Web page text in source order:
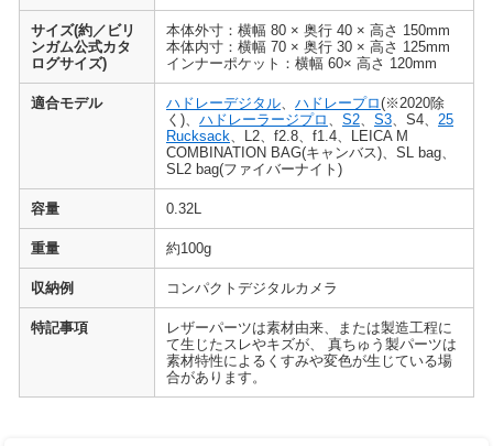
サイズ(約／ビリ
ンガム公式カタ
ログサイズ)
本体外寸：横幅 80 × 奥行 40 × 高さ 150mm
本体内寸：横幅 70 × 奥行 30 × 高さ 125mm
インナーポケット：横幅 60× 高さ 120mm
適合モデル ハドレーデジタル、 ハドレープロ(※2020除
く)、 ハドレーラージプロ 、 S2、 S3、S4、 25
Rucksack、L2、f2.8、f1.4、LEICA M
COMBINATION BAG(キャンバス)、SL bag、
SL2 bag(ファイバーナイト)
容量 0.32L
重量 約100g
収納例 コンパクトデジタルカメラ
特記事項
レザーパーツは素材由来、または製造工程に
て生じたスレやキズが、 真ちゅう製パーツは
素材特性によるくすみや変色が生じている場
合があります。